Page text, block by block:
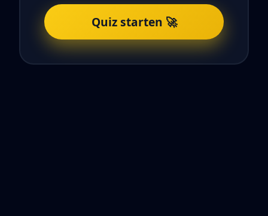
Quiz starten 🚀